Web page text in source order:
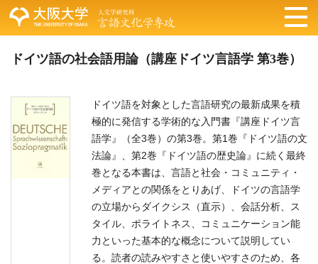
ドイツ語の社会語用論（講座ドイツ言語学 第3巻）
ドイツ語を対象とした言語研究の最新成果を積
極的に発信する学術的な入門書『講座ドイツ言
語学』（全3巻）の第3巻。第1巻『ドイツ語の文
法論』、第2巻『ドイツ語の歴史論』に続く最終
巻となる本書は、言語と社会・コミュニティ・
メディアとの関係をとりあげ、ドイツの言語学
の立場からダイクシス（直示）、会話分析、ス
タイル、ポライトネス、コミュニケーション能
力といった基本的な概念について説明してい
る。読者の読みやすさと使いやすさのため、各